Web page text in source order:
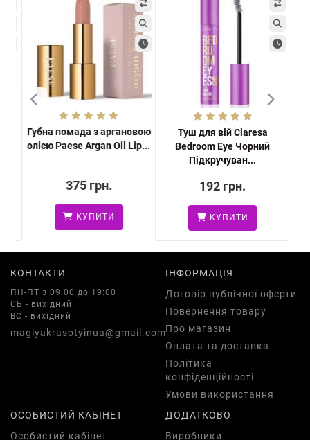
Губна помада з аргановою
олією Paese Argan Oil Lip...
375 грн.
КУПИТИ
Туш для вій Claresa
Bedroom Eye Чорний
Підкручуван...
192 грн.
КУПИТИ
КОНТАКТИ
ПН-ПТ з 09:00 до 19:00
СБ - вихідний
ВС - вихідний
magiyakrasotyinua@gmail.com
ІНФОРМАЦІЯ
Договір публічної оферти
Повернення товару
Про магазин
Оплата та доставка
Політика
конфіденційності
Умови використання
ОСОБИСТИЙ КАБІНЕТ
Особистий кабінет
ДОДАТКОВО
Виробники